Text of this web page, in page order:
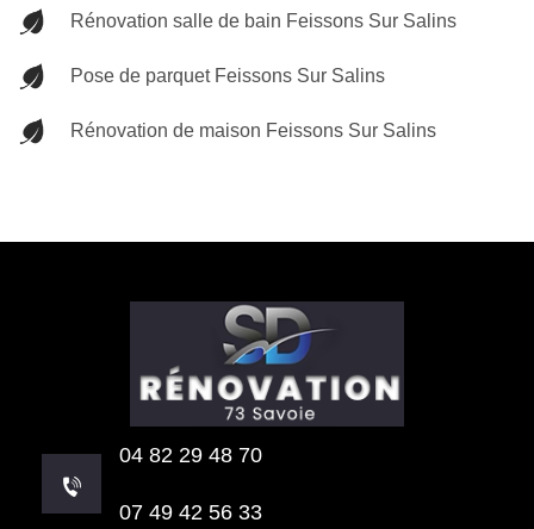
Rénovation salle de bain Feissons Sur Salins
Pose de parquet Feissons Sur Salins
Rénovation de maison Feissons Sur Salins
04 82 29 48 70
07 49 42 56 33